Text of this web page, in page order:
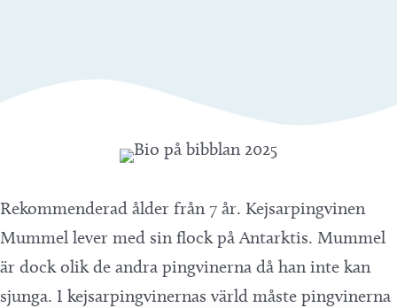
Rekommenderad ålder från 7 år. Kejsarpingvinen
Mummel lever med sin flock på Antarktis. Mummel
är dock olik de andra pingvinerna då han inte kan
sjunga. I kejsarpingvinernas värld måste pingvinerna